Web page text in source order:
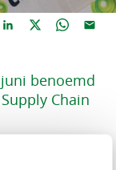
benoemd
Chain
jaar